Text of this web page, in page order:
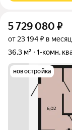
5 729 080 ₽
от 23 194 ₽ в месяц
36,3 м²
1-комн.
новостройка